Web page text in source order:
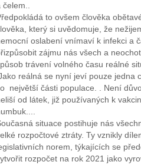
čelem..
to ovšem člověka
který si uvědomuje, že
oslabení vnímaví k infekci a
zájmu nás všech a
trávení volného času reálné
reálná se nyní jeví pouze jedna
největší části populace. . Není
od látek, již používaných k
situace postihuje nás
rozpočtové ztráty. Ty vznikly
norem, týkajících se
rozpočet na rok 2021 jako